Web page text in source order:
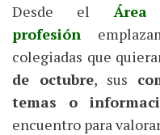
Desde el
profesión
colegiadas que
de octubre, sus
temas o
encuentro para